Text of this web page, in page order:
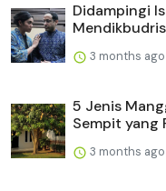
Didampingi
3 months ago
5 Jenis
Sempit yang
3 months ago